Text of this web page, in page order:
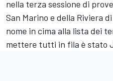
nella terza sessione di
San Marino e della Riviera
nome in cima alla lista dei
mettere tutti in fila è stato